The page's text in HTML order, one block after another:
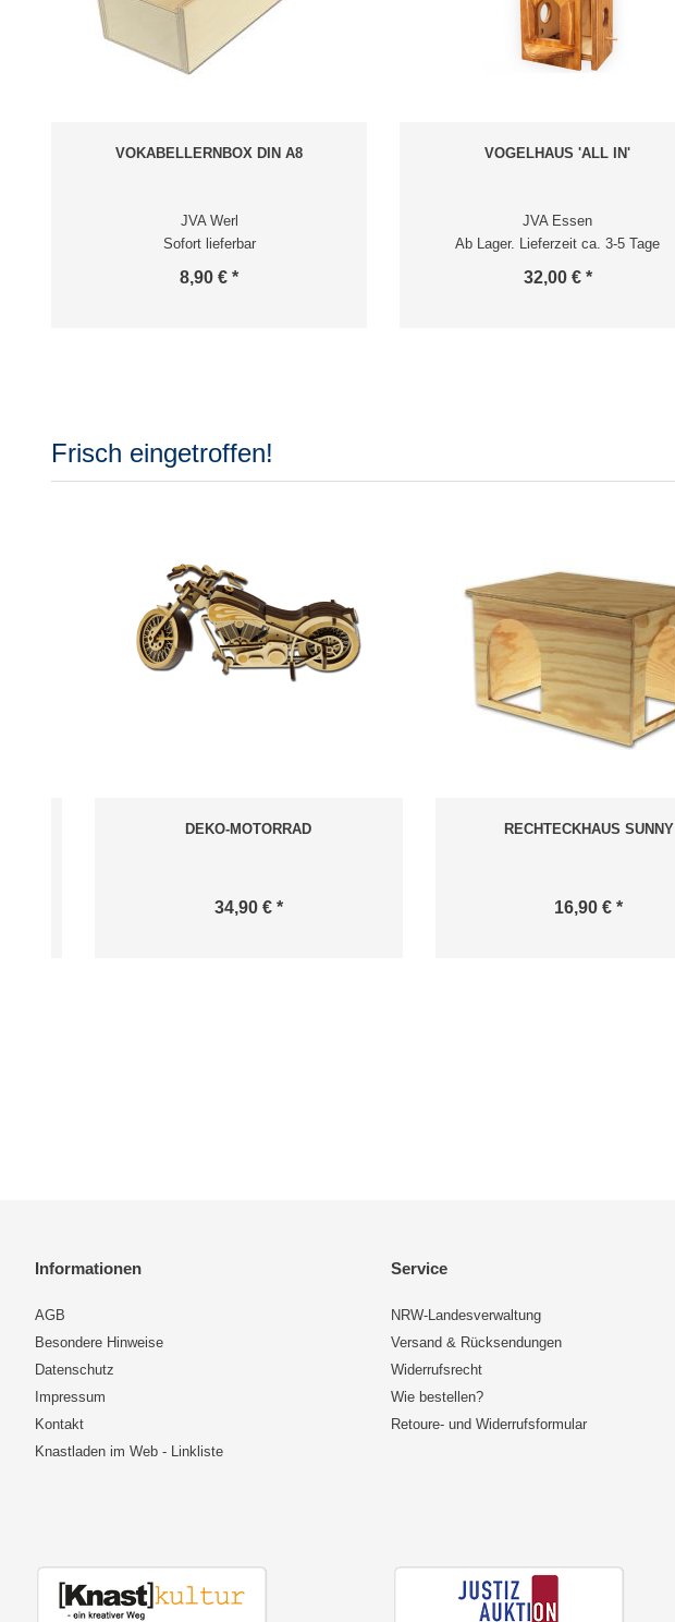
VOKABELLERNBOX DIN A8
JVA Werl
Sofort lieferbar
8,90 € *
VOGELHAUS 'ALL IN'
JVA Essen
Ab Lager. Lieferzeit ca. 3-5 Tage
32,00 € *
Frisch eingetroffen!
DEKO-MOTORRAD
34,90 € *
RECHTECKHAUS SUNNY
16,90 € *
Informationen
AGB
Besondere Hinweise
Datenschutz
Impressum
Kontakt
Knastladen im Web - Linkliste
Service
NRW-Landesverwaltung
Versand & Rücksendungen
Widerrufsrecht
Wie bestellen?
Retoure- und Widerrufsformular